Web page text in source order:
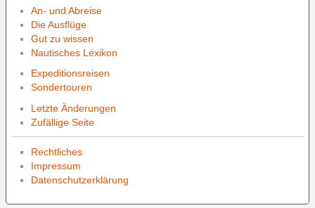
An- und Abreise
Die Ausflüge
Gut zu wissen
Nautisches Lexikon
Expeditionsreisen
Sondertouren
Letzte Änderungen
Zufällige Seite
Rechtliches
Impressum
Datenschutzerklärung